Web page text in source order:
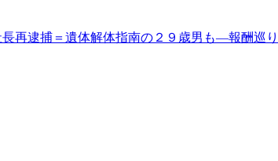
再逮捕＝遺体解体指南の２９歳男も―報酬巡